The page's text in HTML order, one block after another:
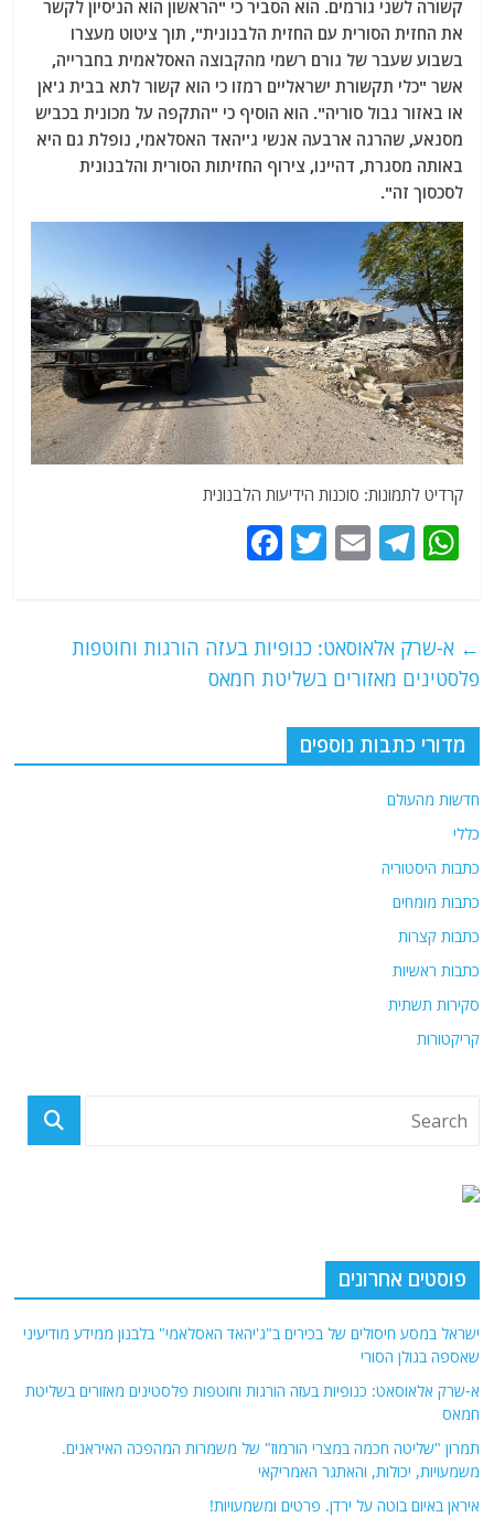
קשורה לשני גורמים. הוא הסביר כי "הראשון הוא הניסיון לקשר
את החזית הסורית עם החזית הלבנונית", תוך ציטוט מעצרו
בשבוע שעבר של גורם רשמי מהקבוצה האסלאמית בחברייה,
אשר "כלי תקשורת ישראליים רמזו כי הוא קשור לתא בבית ג'אן
או באזור גבול סוריה". הוא הוסיף כי "התקפה על מכונית בכביש
מסנאע, שהרגה ארבעה אנשי ג'יהאד האסלאמי, נופלת גם היא
באותה מסגרת, דהיינו, צירוף החזיתות הסורית והלבנונית
לסכסוך זה".
קרדיט לתמונות: סוכנות הידיעות הלבנונית
W
s
A
p
p
T
g
ra
m
E
l
T
er
e
b
o
← א-שרק אלאוסאט: כנופיות בעזה הורגות וחוטפות
פלסטינים מאזורים בשליטת חמאס
מדורי כתבות נוספים
חדשות מהעולם
כללי
כתבות היסטוריה
כתבות מומחים
כתבות קצרות
כתבות ראשיות
סקירות תשתית
קריקטורות
פוסטים אחרונים
ישראל במסע חיסולים של בכירים ב"ג'יהאד האסלאמי" בלבנון ממידע מודיעיני
שאספה בגולן הסורי
א-שרק אלאוסאט: כנופיות בעזה הורגות וחוטפות פלסטינים מאזורים בשליטת
חמאס
תמרון "שליטה חכמה במצרי הורמוז" של משמרות המהפכה האיראנים.
משמעויות, יכולות, והאתגר האמריקאי
איראן באיום בוטה על ירדן. פרטים ומשמעויות!